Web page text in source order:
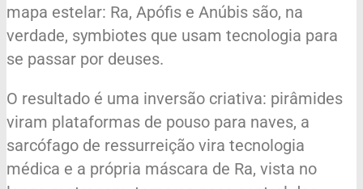
mapa estelar: Ra, Apófis e Anúbis são, na
verdade, symbiotes que usam tecnologia para
se passar por deuses.
O resultado é uma inversão criativa: pirâmides
viram plataformas de pouso para naves, a
sarcófago de ressurreição vira tecnologia
médica e a própria máscara de Ra, vista no